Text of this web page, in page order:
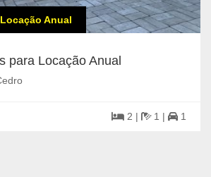
Locação Anual
para Locação Anual
2 | 1 | 1